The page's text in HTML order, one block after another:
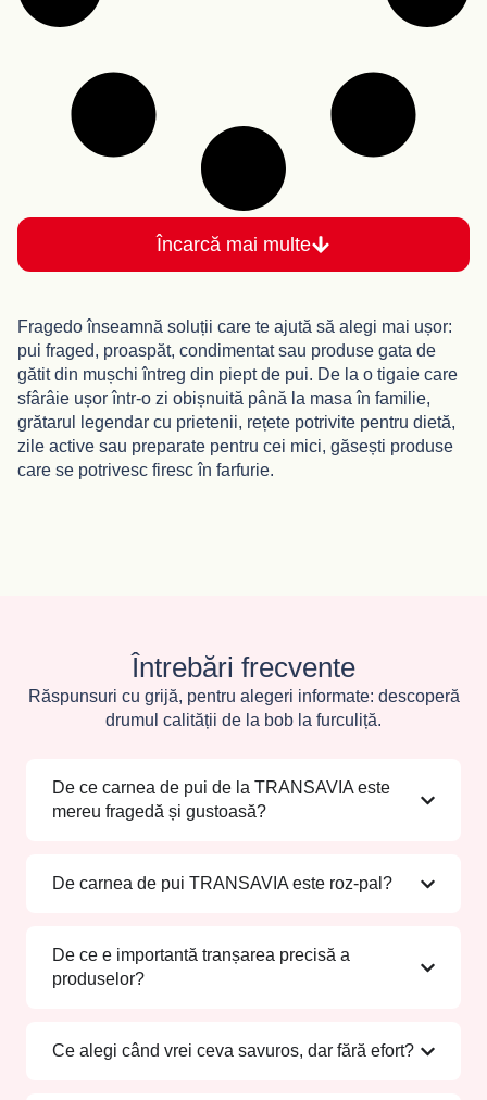
Încarcă mai multe
Fragedo înseamnă soluții care te ajută să alegi mai ușor:
pui fraged, proaspăt, condimentat sau produse gata de
gătit din mușchi întreg din piept de pui. De la o tigaie care
sfârâie ușor într-o zi obișnuită până la masa în familie,
grătarul legendar cu prietenii, rețete potrivite pentru dietă,
zile active sau preparate pentru cei mici, găsești produse
care se potrivesc firesc în farfurie.
Întrebări frecvente
Răspunsuri cu grijă, pentru alegeri informate: descoperă
drumul calității de la bob la furculiță.
De ce carnea de pui de la TRANSAVIA este
mereu fragedă și gustoasă?
De carnea de pui TRANSAVIA este roz-pal?
De ce e importantă tranșarea precisă a
produselor?
Ce alegi când vrei ceva savuros, dar fără efort?